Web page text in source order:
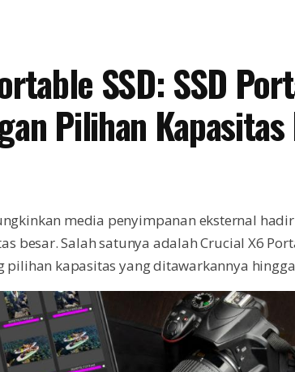
SSD: SSD
Pilihan
media penyimpanan eksternal
besar. Salah satunya adalah Crucial X6
pilihan kapasitas yang ditawarkannya